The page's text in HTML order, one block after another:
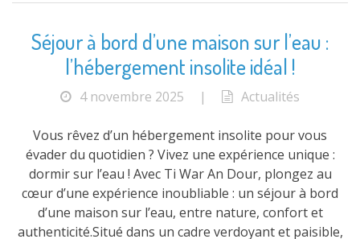
Séjour à bord d’une maison sur l’eau :
l’hébergement insolite idéal !
4 novembre 2025 | Actualités
Vous rêvez d’un hébergement insolite pour vous
évader du quotidien ? Vivez une expérience unique :
dormir sur l’eau ! Avec Ti War An Dour, plongez au
cœur d’une expérience inoubliable : un séjour à bord
d’une maison sur l’eau, entre nature, confort et
authenticité.Situé dans un cadre verdoyant et paisible,